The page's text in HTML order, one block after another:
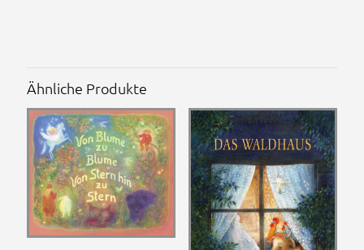
Ähnliche Produkte